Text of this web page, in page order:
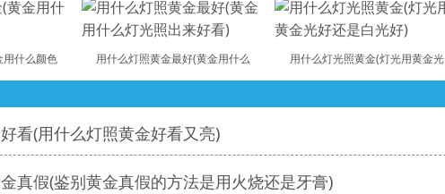
用什么颜色 用什么灯照黄金最好(黄金用什么 用什么灯光照黄金(灯光用黄金光
看(用什么灯照黄金好看又亮)
真假(鉴别黄金真假的方法是用火烧还是牙膏)